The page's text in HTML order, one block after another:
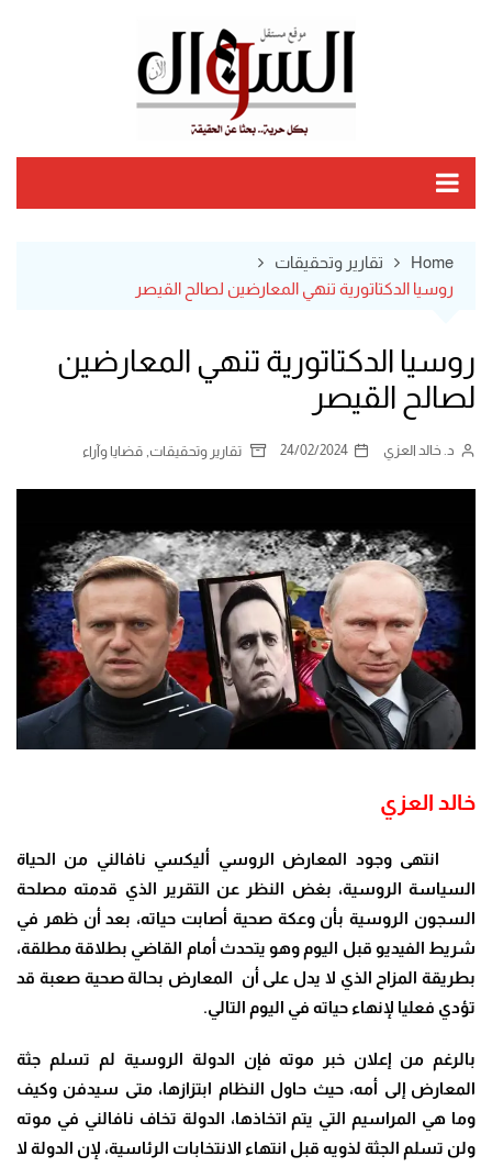
Home
تقارير وتحقيقات
روسيا الدكتاتورية تنهي المعارضين لصالح القيصر
روسيا الدكتاتورية تنهي المعارضين
لصالح القيصر
د. خالد العزي 24/02/2024 تقارير وتحقيقات قضايا وآراء
خالد العزي
انتهى وجود المعارض الروسي أليكسي نافالني من الحياة
السياسة الروسية، بغض النظر عن التقرير الذي قدمته مصلحة
السجون الروسية بأن وعكة صحية أصابت حياته، بعد أن ظهر في
شريط الفيديو قبل اليوم وهو يتحدث أمام القاضي بطلاقة مطلقة،
بطريقة المزاح الذي لا يدل على أن المعارض بحالة صحية صعبة قد
تؤدي فعليا لإنهاء حياته في اليوم التالي.
بالرغم من إعلان خبر موته فإن الدولة الروسية لم تسلم جثة
المعارض إلى أمه، حيث حاول النظام ابتزازها، متى سيدفن وكيف
وما هي المراسيم التي يتم اتخاذها، الدولة تخاف نافالني في موته
ولن تسلم الجثة لذويه قبل انتهاء الانتخابات الرئاسية، لإن الدولة لا